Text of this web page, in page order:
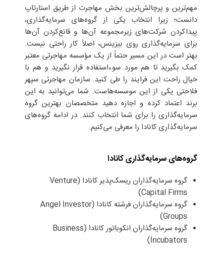
مهم‌ترین و پرچالش‌ترین بخش مهاجرت از طریق استارتاپ
دانست؛ زیرا انتخاب یکی از گروه‌های سرمایه‌گذاری،
پیدا‌کردن شرکت‌های زیرمجموعه آن‌ها و قانع‌کردن آن‌ها
برای سرمایه‌گذاری روی بیزینس، اصلاً کار راحتی نیست.
بهتر است در این مسیر حتماً از یک مؤسسه مهاجرتی معتبر
کمک بگیرید تا هم مورد سوءاستفاده قرار نگیرید و هم با
خیال راحت این فرایند را طی کنید. سازمان مهاجرتی سپهر
فلاحتی یکی از این موسسه‌هاست. شما می‌توانید به این
برند اعتماد کرده و اجازه دهید متخصصان بهترین گروه‌
سرمایه‌گذاری را برای شما انتخاب کنند. در ادامه گروه‌های
سرمایه‌گذاری کانادا را معرفی می‌کنیم.
گروه‌های سرمایه‌گذاری کانادا
گروه سرمایه‌گذاران ریسک‌پذیر کانادا (Venture
Capital Firms)
گروه سرمایه‌گذاران فرشته کانادا (Angel Investor
Groups)
گروه سرمایه‌گذاران انکوباتور کانادا (Business
Incubators)